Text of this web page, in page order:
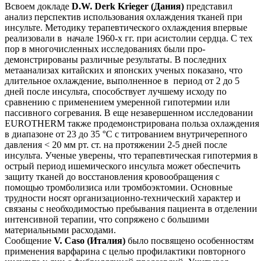
Всвоем докладе D.W. Derk Krieger (Дания) представил
анализ перспектив использования охлаждения тканей при
инсульте. Методику терапевтического охлаждения впервые
реализовали в начале 1960-х гг. при асистолии сердца. С тех
пор в многочисленных исследованиях были про­
демонстрированы различные результаты. В последних
метаанализах китайских и японских ученых показано, что
длительное охлаждение, выполненное в период от 2 до 5
дней после инсульта, способствует лучшему исходу по
сравнению с применением умеренной гипотермии или
пассивного согревания. В еще незавершенном исследова­нии
EUROTHERM также продемонстрирована польза охлаждения
в диапазоне от 23 до 35 °С с титрованием внутричерепного
давления < 20 мм рт. ст. на протяже­нии 2-5 дней после
инсульта. Ученые уверены, что тера­певтическая гипотермия в
острый период ишемического инсульта может обеспечить
защиту тканей до восстанов­ления кровообращения с
помощью тромболизиса или тромбоэктомии. Основные
трудности носят организаци­онно-технический характер и
связаны с необходимостью пребывания пациента в отделении
интенсивной терапии, что сопряжено с большими
материальными расходами.
Сообщение V. Caso (Италия) было посвящено особен­ностям
применения варфарина с целью профилактики повторного